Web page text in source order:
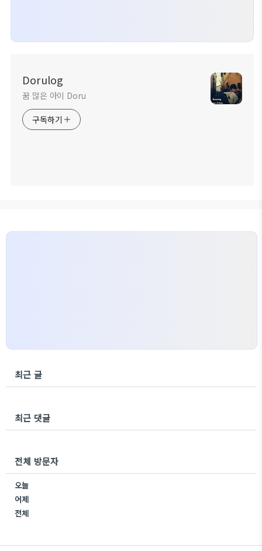
Dorulog
꿈 많은 아이 Doru
구독하기
최근 글
최근 댓글
전체 방문자
오늘
어제
전체